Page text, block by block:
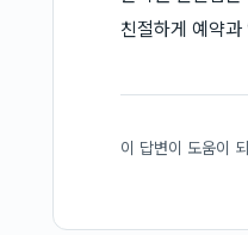
친절하게 예약
이 답변이 도움이